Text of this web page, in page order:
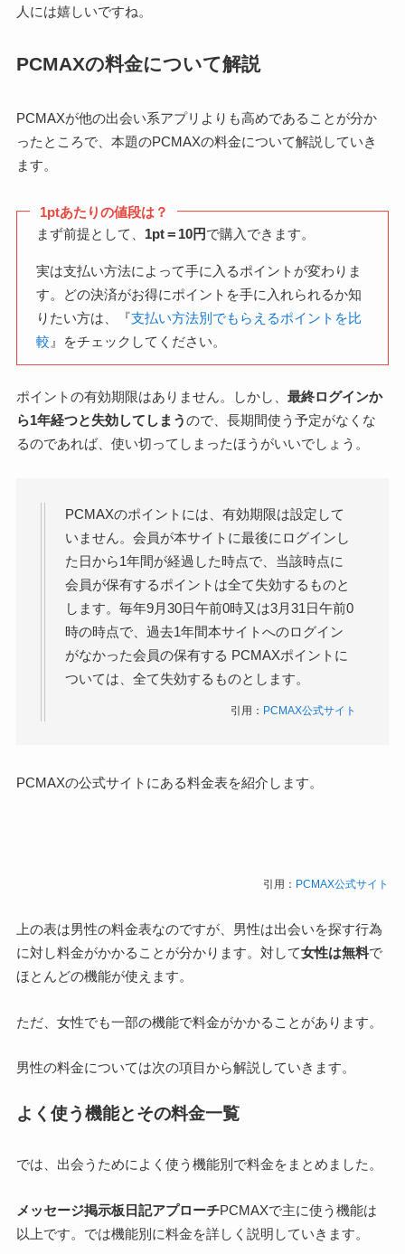
人には嬉しいですね。
PCMAXの料金について解説
PCMAXが他の出会い系アプリよりも高めであることが分か
ったところで、本題のPCMAXの料金について解説していき
ます。
1ptあたりの値段は？
まず前提として、 1pt＝10円で購入できます。
実は支払い方法によって手に入るポイントが変わりま
す。どの決済がお得にポイントを手に入れられるか知
りたい方は、『支払い方法別でもらえるポイントを比
較』をチェックしてください。
ポイントの有効期限はありません。しかし、 最終ログインか
ら1年経つと失効してしまうので、長期間使う予定がなくな
るのであれば、使い切ってしまったほうがいいでしょう。
PCMAXのポイントには、有効期限は設定して
いません。会員が本サイトに最後にログインし
た日から1年間が経過した時点で、当該時点に
会員が保有するポイントは全て失効するものと
します。毎年9月30日午前0時又は3月31日午前0
時の時点で、過去1年間本サイトへのログイン
がなかった会員の保有する PCMAXポイントに
ついては、全て失効するものとします。
引用： PCMAX公式サイト
PCMAXの公式サイトにある料金表を紹介します。
引用： PCMAX公式サイト
上の表は男性の料金表なのですが、男性は出会いを探す行為
に対し料金がかかることが分かります。対して女性は無料で
ほとんどの機能が使えます。
ただ、女性でも一部の機能で料金がかかることがあります。
男性の料金については次の項目から解説していきます。
よく使う機能とその料金一覧
では、出会うためによく使う機能別で料金をまとめました。
メッセージ掲示板 日記アプローチPCMAXで主に使う機能は
以上です。では機能別に料金を詳しく説明していきます。